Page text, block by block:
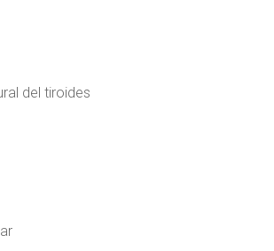
del tiroides